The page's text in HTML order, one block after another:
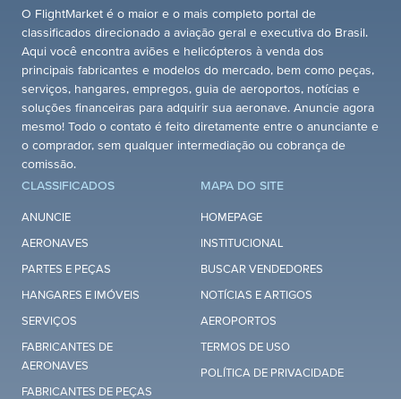
O FlightMarket é o maior e o mais completo portal de
classificados direcionado a aviação geral e executiva do Brasil.
Aqui você encontra aviões e helicópteros à venda dos
principais fabricantes e modelos do mercado, bem como peças,
serviços, hangares, empregos, guia de aeroportos, notícias e
soluções financeiras para adquirir sua aeronave. Anuncie agora
mesmo! Todo o contato é feito diretamente entre o anunciante e
o comprador, sem qualquer intermediação ou cobrança de
comissão.
CLASSIFICADOS
ANUNCIE
AERONAVES
PARTES E PEÇAS
HANGARES E IMÓVEIS
SERVIÇOS
FABRICANTES DE
AERONAVES
FABRICANTES DE PEÇAS
MAPA DO SITE
HOMEPAGE
INSTITUCIONAL
BUSCAR VENDEDORES
NOTÍCIAS E ARTIGOS
AEROPORTOS
TERMOS DE USO
POLÍTICA DE PRIVACIDADE